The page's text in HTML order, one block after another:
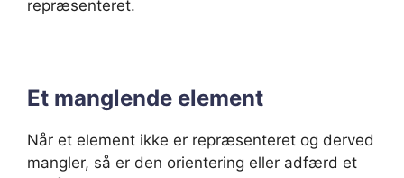
repræsenteret.
Et manglende element
Når et element ikke er repræsenteret og derved
mangler, så er den orientering eller adfærd et